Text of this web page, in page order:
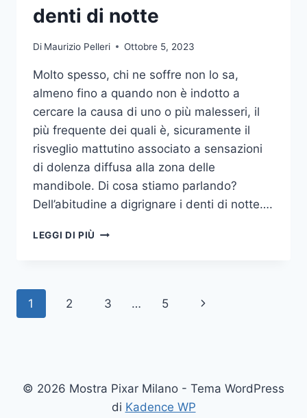
denti di notte
Di Maurizio Pelleri Ottobre 5, 2023
Molto spesso, chi ne soffre non lo sa,
almeno fino a quando non è indotto a
cercare la causa di uno o più malesseri, il
più frequente dei quali è, sicuramente il
risveglio mattutino associato a sensazioni
di dolenza diffusa alla zona delle
mandibole. Di cosa stiamo parlando?
Dell’abitudine a digrignare i denti di notte….
LEGGI DI PIÙ COME
TUTTE
NOTTE
Navigazione
1 2 3 … 5
Pagina
© 2026 Mostra Pixar Milano - Tema WordPress
di Kadence WP